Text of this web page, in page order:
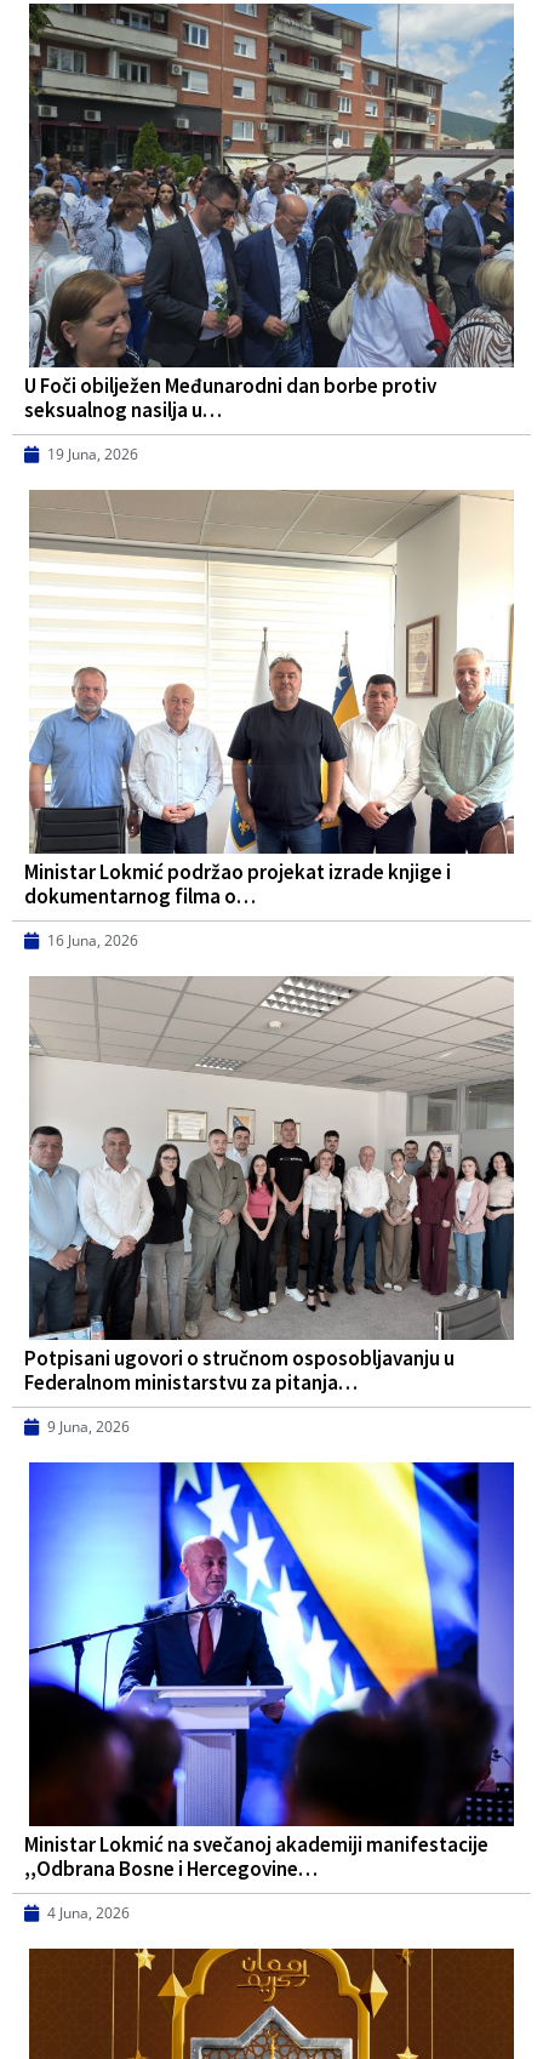
U Foči obilježen Međunarodni dan borbe protiv
seksualnog nasilja u…
19 Juna, 2026
Ministar Lokmić podržao projekat izrade knjige i
dokumentarnog filma o…
16 Juna, 2026
Potpisani ugovori o stručnom osposobljavanju u
Federalnom ministarstvu za pitanja…
9 Juna, 2026
Ministar Lokmić na svečanoj akademiji manifestacije
,,Odbrana Bosne i Hercegovine…
4 Juna, 2026